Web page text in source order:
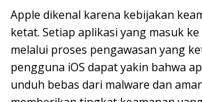
Apple dikenal karena kebijakan
ketat. Setiap aplikasi yang masuk
melalui proses pengawasan yang
pengguna iOS dapat yakin bahwa
unduh bebas dari malware dan